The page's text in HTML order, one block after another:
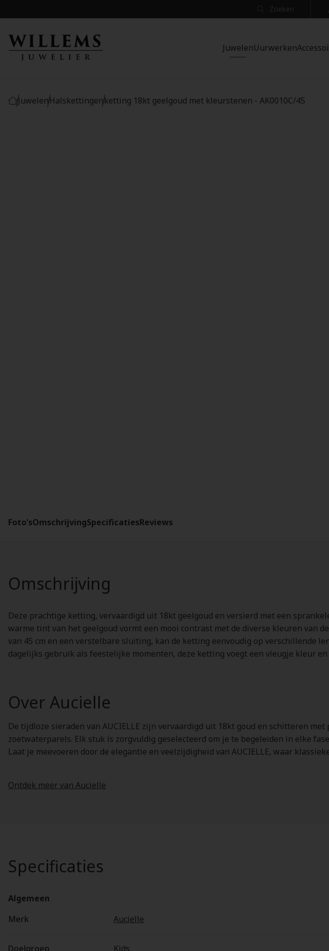
Zoeken
JuwelenUurwerken
JuwelenHalskettingenketting 18kt geelgoud met kleurstenen - AK0010C/45
Foto'sOmschrijvingSpecificatiesReviews
Omschrijving
Deze prachtige ketting, vervaardigd uit 18kt geelgoud en versierd met een
warme tint van het geelgoud vormt een mooi contrast met de diverse kleuren van
van 45 cm en een verstelbare sluiting, kan de ketting eenvoudig op verschillende
dagelijks gebruik als feestelijke momenten, deze ketting voegt een vleugje kleur
Over Aucielle
De tijdloze sieraden van AUCIELLE zijn vervaardigd uit 18kt goud en schitteren
zoetwaterparels. Elk stuk is zorgvuldig geselecteerd om je te begeleiden in elke
Laat je meevoeren door de elegantie en veelzijdigheid van AUCIELLE, waar
Ontdek meer van Aucielle
Specificaties
Algemeen
Merk
Aucielle
Doelgroep Kids